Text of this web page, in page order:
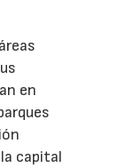
en
capital